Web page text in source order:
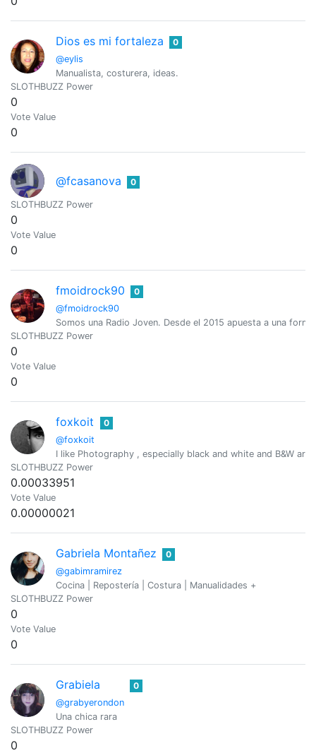
Dios es mi fortaleza
@eylis
0
Manualista, costurera, ideas.
SLOTHBUZZ Power
0
Vote Value
0
@fcasanova 0
SLOTHBUZZ Power
0
Vote Value
0
fmoidrock90
@fmoidrock90
0
Somos una Radio Joven. Desde el 2015 apuesta a una
SLOTHBUZZ Power
0
Vote Value
0
foxkoit
@foxkoit
0
I like Photography , especially black and white and B&W
SLOTHBUZZ Power
0.00033951
Vote Value
0.00000021
Gabriela Montañez
@gabimramirez
0
Cocina | Repostería | Costura | Manualidades +
SLOTHBUZZ Power
0
Vote Value
0
Grabiela
@grabyerondon
0
Una chica rara
SLOTHBUZZ Power
0